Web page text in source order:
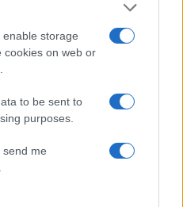
storage
cookies on web or
to be sent to
purposes.
send me